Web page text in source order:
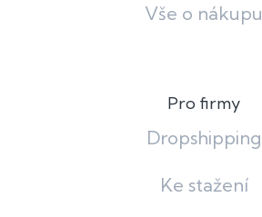
Vše o nákupu
Pro firmy
Dropshipping
Ke stažení